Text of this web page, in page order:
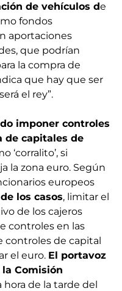
de vehículos de
fondos
aportaciones
que podrían
la compra de
que hay que ser
el rey”.
imponer controles
de capitales de
‘corralito’, si
la zona euro. Según
europeos
los casos, limitar el
de los cajeros
controles en las
controles de capital
el euro. El portavoz
Comisión
de la tarde del